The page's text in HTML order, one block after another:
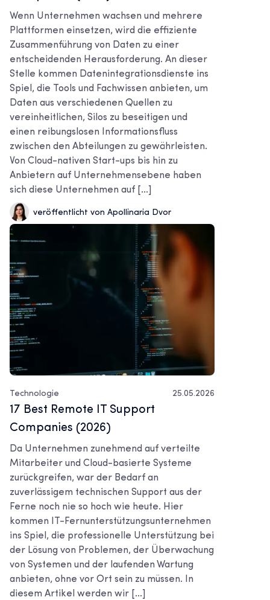
Wenn Unternehmen wachsen und mehrere
Plattformen einsetzen, wird die effiziente
Zusammenführung von Daten zu einer
entscheidenden Herausforderung. An dieser
Stelle kommen Datenintegrationsdienste ins
Spiel, die Tools und Fachwissen anbieten, um
Daten aus verschiedenen Quellen zu
vereinheitlichen, Silos zu beseitigen und
einen reibungslosen Informationsfluss
zwischen den Abteilungen zu gewährleisten.
Von Cloud-nativen Start-ups bis hin zu
Anbietern auf Unternehmensebene haben
sich diese Unternehmen auf [...]
veröffentlicht von Apollinaria Dvor
Technologie 25.05.2026
17 Best Remote IT Support
Companies (2026)
Da Unternehmen zunehmend auf verteilte
Mitarbeiter und Cloud-basierte Systeme
zurückgreifen, war der Bedarf an
zuverlässigem technischen Support aus der
Ferne noch nie so hoch wie heute. Hier
kommen IT-Fernunterstützungsunternehmen
ins Spiel, die professionelle Unterstützung bei
der Lösung von Problemen, der Überwachung
von Systemen und der laufenden Wartung
anbieten, ohne vor Ort sein zu müssen. In
diesem Artikel werden wir [...]